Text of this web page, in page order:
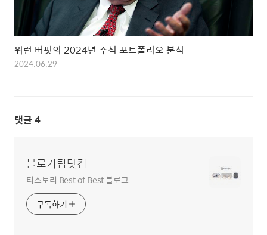
워런 버핏의 2024년 주식 포트폴리오 분석
2024.06.29
댓글 4
블로거팁닷컴
티스토리 Best of Best 블로그
구독하기